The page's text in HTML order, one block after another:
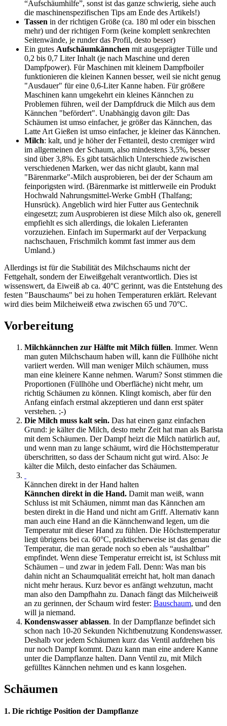
“Aufschäumhilfe”, sonst ist das ganze schwierig, siehe auch
die maschinenspezifischen Tips am Ende des Artikels!)
Tassen in der richtigen Größe (ca. 180 ml oder ein bisschen
mehr) und der richtigen Form (keine komplett senkrechten
Seitenwände, je runder das Profil, desto besser)
Ein gutes Aufschäumkännchen mit ausgeprägter Tülle und
0,2 bis 0,7 Liter Inhalt (je nach Maschine und deren
Dampfpower). Für Maschinen mit kleinem Dampfboiler
funktionieren die kleinen Kannen besser, weil sie nicht genug
"Ausdauer" für eine 0,6-Liter Kanne haben. Für größere
Maschinen kann umgekehrt ein kleines Kännchen zu
Problemen führen, weil der Dampfdruck die Milch aus dem
Kännchen "befördert". Unabhängig davon gilt: Das
Schäumen ist umso einfacher, je größer das Kännchen, das
Latte Art Gießen ist umso einfacher, je kleiner das Kännchen.
Milch: kalt, und je höher der Fettanteil, desto cremiger wird
im allgemeinen der Schaum, also mindestens 3,5%, besser
sind über 3,8%. Es gibt tatsächlich Unterschiede zwischen
verschiedenen Marken, wer das nicht glaubt, kann mal
"Bärenmarke"-Milch ausprobieren, bei der der Schaum am
feinporigsten wird. (Bärenmarke ist mittlerweile ein Produkt
Hochwald Nahrungsmittel-Werke GmbH (Thalfang;
Hunsrück). Angeblich wird hier Futter aus Gentechnik
eingesetzt; zum Ausprobieren ist diese Milch also ok, generell
empfiehlt es sich allerdings, die lokalen Lieferanten
vorzuziehen. Einfach im Supermarkt auf der Verpackung
nachschauen, Frischmilch kommt fast immer aus dem
Umland.)
Allerdings ist für die Stabilität des Milchschaums nicht der
Fettgehalt, sondern der Eiweißgehalt verantwortlich. Dies ist
wissenswert, da Eiweiß ab ca. 40°C gerinnt, was die Entstehung des
festen "Bauschaums" bei zu hohen Temperaturen erklärt. Relevant
wird dies beim Milcheiweiß etwa zwischen 65 und 70°C.
Vorbereitung
Milchkännchen zur Hälfte mit Milch füllen. Immer. Wenn
man guten Milchschaum haben will, kann die Füllhöhe nicht
variiert werden. Will man weniger Milch schäumen, muss
man eine kleinere Kanne nehmen. Warum? Sonst stimmen die
Proportionen (Füllhöhe und Oberfläche) nicht mehr, um
richtig Schäumen zu können. Klingt komisch, aber für den
Anfang einfach erstmal akzeptieren und dann erst später
verstehen. ;-)
Die Milch muss kalt sein. Das hat einen ganz einfachen
Grund: je kälter die Milch, desto mehr Zeit hat man als Barista
mit dem Schäumen. Der Dampf heizt die Milch natürlich auf,
und wenn man zu lange schäumt, wird die Höchsttemperatur
überschritten, so dass der Schaum nicht gut wird. Also: Je
kälter die Milch, desto einfacher das Schäumen.
Kännchen direkt in der Hand halten
Kännchen direkt in die Hand. Damit man weiß, wann
Schluss ist mit Schäumen, nimmt man das Kännchen am
besten direkt in die Hand und nicht am Griff. Alternativ kann
man auch eine Hand an die Kännchenwand legen, um die
Temperatur mit dieser Hand zu fühlen. Die Höchsttemperatur
liegt übrigens bei ca. 60°C, praktischerweise ist das genau die
Temperatur, die man gerade noch so eben als “aushaltbar”
empfindet. Wenn diese Temperatur erreicht ist, ist Schluss mit
Schäumen – und zwar in jedem Fall. Denn: Was man bis
dahin nicht an Schaumqualität erreicht hat, holt man danach
nicht mehr heraus. Kurz bevor es anfängt wehzutun, macht
man also den Dampfhahn zu. Danach fängt das Milcheiweiß
an zu gerinnen, der Schaum wird fester: Bauschaum, und den
will ja niemand.
Kondenswasser ablassen. In der Dampflanze befindet sich
schon nach 10-20 Sekunden Nichtbenutzung Kondenswasser.
Deshalb vor jedem Schäumen kurz das Ventil aufdrehen bis
nur noch Dampf kommt. Dazu kann man eine andere Kanne
unter die Dampflanze halten. Dann Ventil zu, mit Milch
gefülltes Kännchen nehmen und es kann losgehen.
Schäumen
1. Die richtige Position der Dampflanze